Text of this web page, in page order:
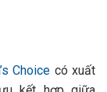
Choice có xuất